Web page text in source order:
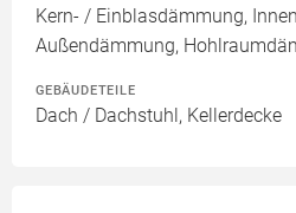
Kern- / Einblasdämmung,
Außendämmung,
GEBÄUDETEILE
Dach / Dachstuhl, Kellerdecke